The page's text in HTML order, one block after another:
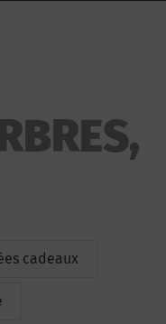
cadeaux